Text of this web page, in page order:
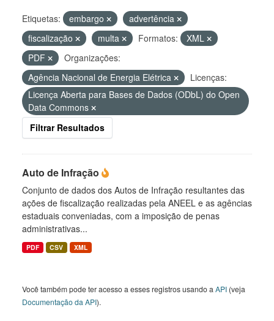
Etiquetas: embargo
advertência
fiscalização
multa Formatos:
XML
PDF
Organizações:
Agência Nacional de Energia Elétrica
Licenças:
Licença Aberta para Bases de Dados (ODbL) do Open
Data Commons
Filtrar Resultados
Auto de Infração
Conjunto de dados dos Autos de Infração resultantes das
ações de fiscalização realizadas pela ANEEL e as agências
estaduais conveniadas, com a imposição de penas
administrativas...
PDF CSV XML
Você também pode ter acesso a esses registros usando a API (veja
Documentação da API).